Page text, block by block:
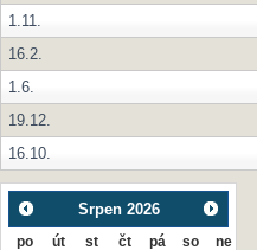
1.11.
16.2.
1.6.
19.12.
16.10.
Srpen 2026
po út st čt pá so ne